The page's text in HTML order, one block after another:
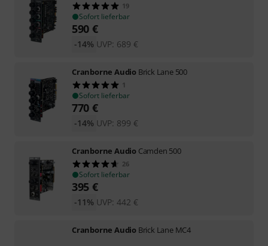
19
Sofort lieferbar
590 €
UVP: 689 €
-14%
Cranborne Audio Brick Lane 500
1
Sofort lieferbar
770 €
UVP: 899 €
-14%
Cranborne Audio Camden 500
26
Sofort lieferbar
395 €
UVP: 442 €
-11%
Cranborne Audio Brick Lane MC4